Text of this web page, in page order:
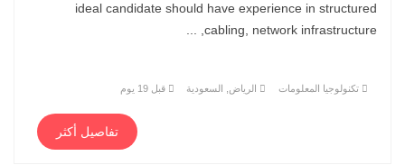
ideal candidate should have experience in structured
cabling, network infrastructure, ...
تكنولوجيا المعلومات الرياض, السعودية قبل 19 يوم
تفاصيل أكثر